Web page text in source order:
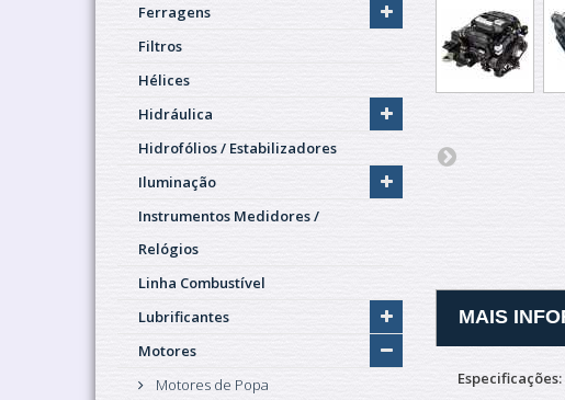
Ferragens
Filtros
Hélices
Hidráulica
Hidrofólios / Estabilizadores
Iluminação
Instrumentos Medidores /
Relógios
Linha Combustível
Lubrificantes
Motores
Motores de Popa
MAIS
Especificações: